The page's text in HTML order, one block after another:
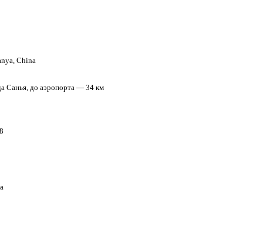
China
Санья, до аэропорта — 34 км